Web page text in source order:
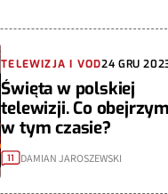
TELEWIZJA I VOD24 GRU
Święta w polskiej
telewizji. Co
w tym czasie?
11 DAMIAN JAROSZEWSKI